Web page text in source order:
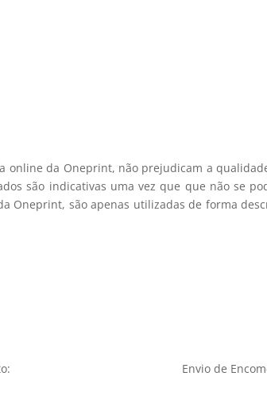
online da Oneprint, não prejudicam a
são indicativas uma vez que que não se
Oneprint, são apenas utilizadas de forma
Envio de